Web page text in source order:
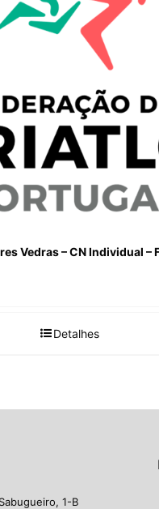
Vedras – CN Individual –
Detalhes
1-B